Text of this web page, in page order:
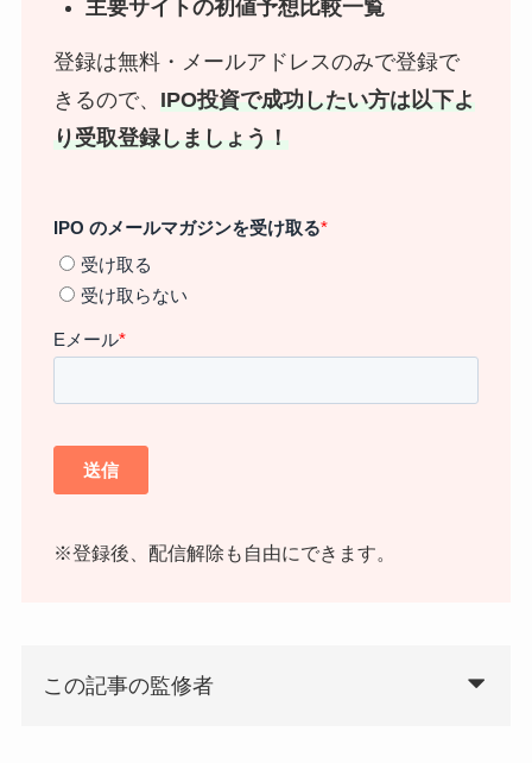
主要サイトの初値予想比較一覧
登録は無料・メールアドレスのみで登録で
きるので、 IPO投資で成功したい方は以下よ
り受取登録しましょう！
※登録後、配信解除も自由にできます。
この記事の監修者